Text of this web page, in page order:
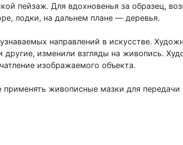
пейзаж. Для вдохновенья за образец,
лодки, на дальнем плане — деревья.
направлений в искусстве.
изменили взгляды на живопись.
изображаемого объекта.
применять живописные мазки для